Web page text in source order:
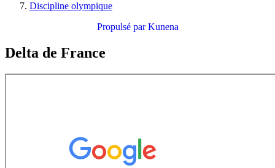
Discipline olympique
Propulsé parKunena
Delta de France